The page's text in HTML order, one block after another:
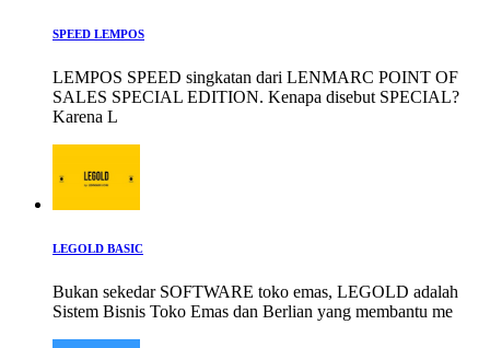
SPEED LEMPOS
LEMPOS SPEED singkatan dari LENMARC POINT OF
SALES SPECIAL EDITION. Kenapa disebut SPECIAL?
Karena L
LEGOLD BASIC
Bukan sekedar SOFTWARE toko emas, LEGOLD adalah
Sistem Bisnis Toko Emas dan Berlian yang membantu me